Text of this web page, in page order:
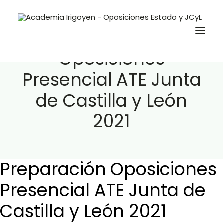
Oposiciones
Libros
Preguntas Frecuentes
BuscaOpos 🔎
Aula virtual
Oposiciones
Presencial ATE Junta
de Castilla y León
2021
Preparación Oposiciones
Presencial ATE Junta de
Castilla y León 2021